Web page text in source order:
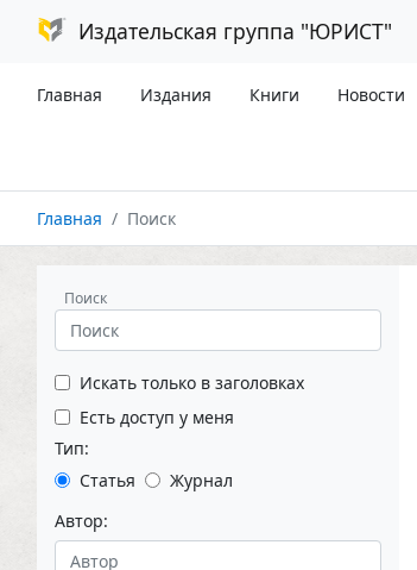
Издательская группа "ЮРИСТ"
Главная Издания Книги Новости
Главная Поиск
Поиск
Искать только в заголовках
Есть доступ у меня
Тип:
Статья
Журнал
Автор: